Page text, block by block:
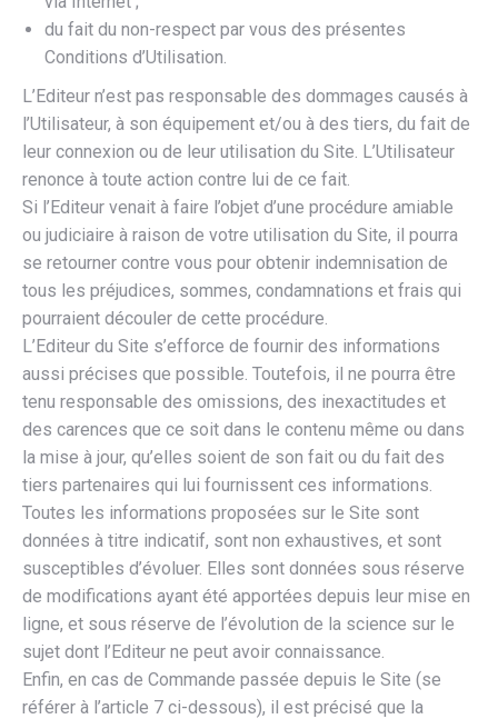
du fait du non-respect par vous des présentes
Conditions d’Utilisation.
L’Editeur n’est pas responsable des dommages causés à
l’Utilisateur, à son équipement et/ou à des tiers, du fait de
leur connexion ou de leur utilisation du Site. L’Utilisateur
renonce à toute action contre lui de ce fait.
Si l’Editeur venait à faire l’objet d’une procédure amiable
ou judiciaire à raison de votre utilisation du Site, il pourra
se retourner contre vous pour obtenir indemnisation de
tous les préjudices, sommes, condamnations et frais qui
pourraient découler de cette procédure.
L’Editeur du Site s’efforce de fournir des informations
aussi précises que possible. Toutefois, il ne pourra être
tenu responsable des omissions, des inexactitudes et
des carences que ce soit dans le contenu même ou dans
la mise à jour, qu’elles soient de son fait ou du fait des
tiers partenaires qui lui fournissent ces informations.
Toutes les informations proposées sur le Site sont
données à titre indicatif, sont non exhaustives, et sont
susceptibles d’évoluer. Elles sont données sous réserve
de modifications ayant été apportées depuis leur mise en
ligne, et sous réserve de l’évolution de la science sur le
sujet dont l’Editeur ne peut avoir connaissance.
Enfin, en cas de Commande passée depuis le Site (se
référer à l’article 7 ci-dessous), il est précisé que la